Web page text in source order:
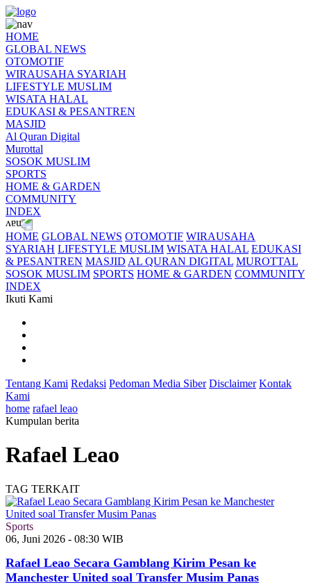
HOME
GLOBAL NEWS
OTOMOTIF
WIRAUSAHA SYARIAH
LIFESTYLE MUSLIM
WISATA HALAL
EDUKASI & PESANTREN
MASJID
Al Quran Digital
Murottal
SOSOK MUSLIM
SPORTS
HOME & GARDEN
COMMUNITY
INDEX
HOME GLOBAL NEWS OTOMOTIF WIRAUSAHA
SYARIAH LIFESTYLE MUSLIM WISATA HALAL EDUKASI
& PESANTREN MASJID AL QURAN DIGITAL MUROTTAL
SOSOK MUSLIM SPORTS HOME & GARDEN COMMUNITY
INDEX
Ikuti Kami
Tentang Kami Redaksi Pedoman Media Siber Disclaimer Kontak
Kami
home rafael leao
Kumpulan berita
Rafael Leao
TAG TERKAIT
Sports
06, Juni 2026 - 08:30 WIB
Rafael Leao Secara Gamblang Kirim Pesan ke
Manchester United soal Transfer Musim Panas